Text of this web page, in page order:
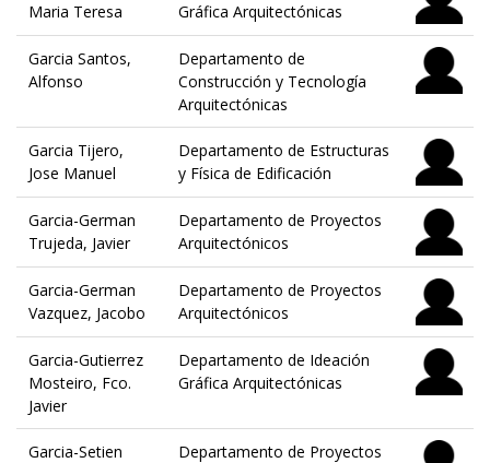
Maria Teresa
Gráfica Arquitectónicas
Garcia Santos,
Alfonso
Departamento de
Construcción y Tecnología
Arquitectónicas
Garcia Tijero,
Jose Manuel
Departamento de Estructuras
y Física de Edificación
Garcia-German
Trujeda, Javier
Departamento de Proyectos
Arquitectónicos
Garcia-German
Vazquez, Jacobo
Departamento de Proyectos
Arquitectónicos
Garcia-Gutierrez
Mosteiro, Fco.
Javier
Departamento de Ideación
Gráfica Arquitectónicas
Garcia-Setien
Departamento de Proyectos